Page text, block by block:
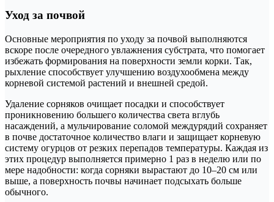
Уход за почвой
Основные мероприятия по уходу за почвой выполняются
вскоре после очередного увлажнения субстрата, что помогает
избежать формирования на поверхности земли корки. Так,
рыхление способствует улучшению воздухообмена между
корневой системой растений и внешней средой.
Удаление сорняков очищает посадки и способствует
проникновению большего количества света вглубь
насаждений, а мульчирование соломой междурядий сохраняет
в почве достаточное количество влаги и защищает корневую
систему огурцов от резких перепадов температуры. Каждая из
этих процедур выполняется примерно 1 раз в неделю или по
мере надобности: когда сорняки вырастают до 10–20 см или
выше, а поверхность почвы начинает подсыхать больше
обычного.